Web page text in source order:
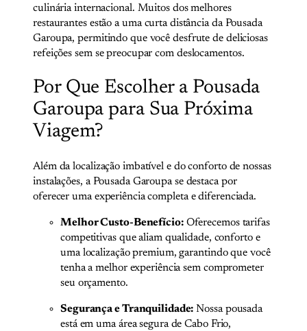
culinária internacional. Muitos dos melhores
restaurantes estão a uma curta distância da Pousada
Garoupa, permitindo que você desfrute de deliciosas
refeições sem se preocupar com deslocamentos.
Por Que Escolher a Pousada
Garoupa para Sua Próxima
Viagem?
Além da localização imbatível e do conforto de nossas
instalações, a Pousada Garoupa se destaca por
oferecer uma experiência completa e diferenciada.
Melhor Custo-Benefício:Oferecemos tarifas
competitivas que aliam qualidade, conforto e
uma localização premium, garantindo que você
tenha a melhor experiência sem comprometer
seu orçamento.
Segurança e Tranquilidade: Nossa pousada
está em uma área segura de Cabo Frio,